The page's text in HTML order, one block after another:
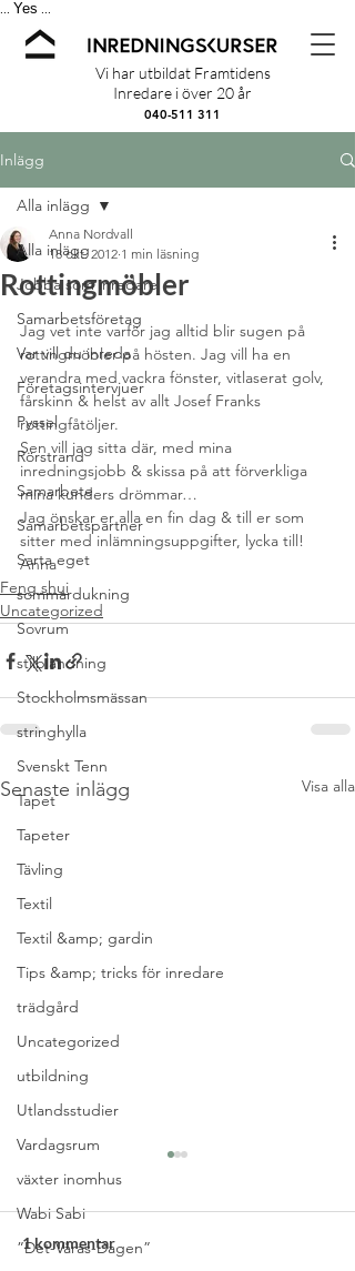
Yes
Vi har utbildat Framtidens
Inredare i över 20 år
040-511 311
Inlägg
Alla inlägg
Jobba som inredare
Samarbetsföretag
Var vill du inreda
Företagsintervjuer
Pyssel
Rörstrand
Samarbete
Samarbetspartner
Sarta eget
sommardukning
Sovrum
stilblandning
Stockholmsmässan
stringhylla
Svenskt Tenn
Tapet
Tapeter
Tävling
Textil
Textil &amp; gardin
Tips &amp; tricks för inredare
trädgård
Uncategorized
utbildning
Utlandsstudier
Vardagsrum
växter inomhus
Wabi Sabi
”Det-Våras-Dagen”
Alla inlägg
Rottingmöbler
Anna Nordvall
18 okt. 2012 1 min läsning
Jag vet inte varför jag alltid blir sugen på
rottingmöbler på hösten. Jag vill ha en
verandra med vackra fönster, vitlaserat golv,
fårskinn & helst av allt Josef Franks
rottingfåtöljer.
Sen vill jag sitta där, med mina
inredningsjobb & skissa på att förverkliga
mina kunders drömmar…
Jag önskar er alla en fin dag & till er som
sitter med inlämningsuppgifter, lycka till!
Anna
Feng shui
Uncategorized
Senaste inlägg Visa alla
1 kommentar